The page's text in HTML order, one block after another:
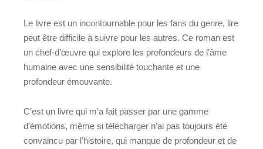
Le livre est un incontournable pour les fans du genre, lire
peut être difficile à suivre pour les autres. Ce roman est
un chef-d’œuvre qui explore les profondeurs de l’âme
humaine avec une sensibilité touchante et une
profondeur émouvante.
C’est un livre qui m’a fait passer par une gamme
d’émotions, même si télécharger n’ai pas toujours été
convaincu par l’histoire, qui manque de profondeur et de